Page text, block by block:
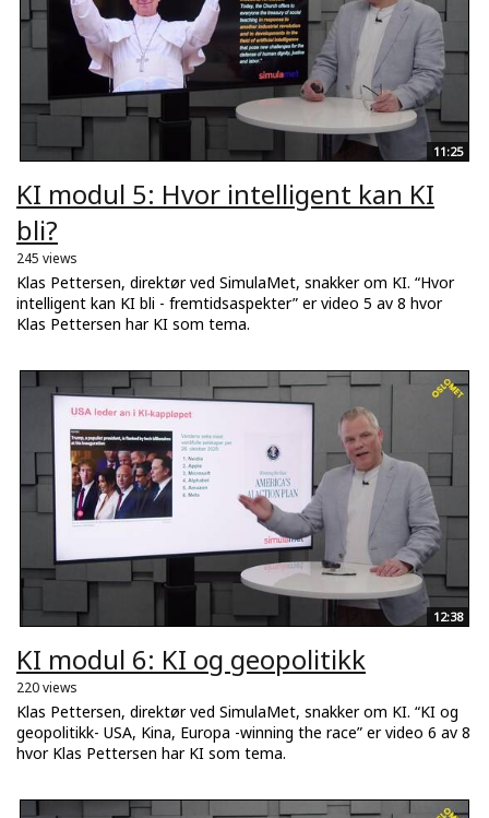
11:25
KI modul 5: Hvor intelligent kan KI
bli?
245 views
Klas Pettersen, direktør ved SimulaMet, snakker om KI. “Hvor
intelligent kan KI bli - fremtidsaspekter” er video 5 av 8 hvor
Klas Pettersen har KI som tema.
12:38
KI modul 6: KI og geopolitikk
220 views
Klas Pettersen, direktør ved SimulaMet, snakker om KI. “KI og
geopolitikk- USA, Kina, Europa -winning the race” er video 6 av 8
hvor Klas Pettersen har KI som tema.